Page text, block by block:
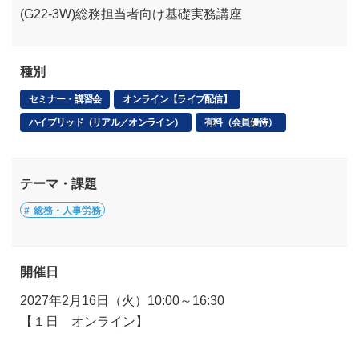
(G22-3W)総務担当者向け基礎実務講座
種別
セミナー・講習会 オンライン【ライブ配信】
ハイブリッド（リアル／オンライン） 有料（会員優待）
テーマ・課題
総務・人事労務
開催日
2027年2月16日（火）10:00～16:30
【１日 オンライン】